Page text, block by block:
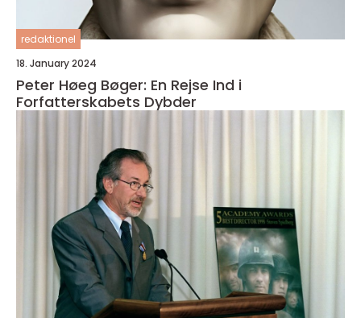
redaktionel
18. January 2024
Peter Høeg Bøger: En Rejse Ind i
Forfatterskabets Dybder